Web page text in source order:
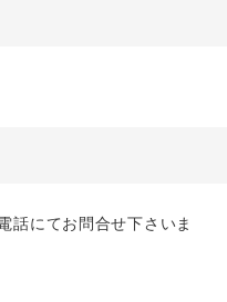
話にてお問合せ下さいま